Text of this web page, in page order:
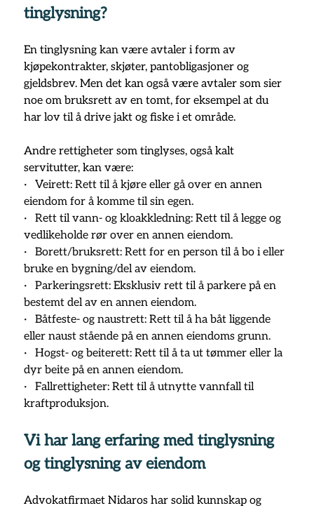
tinglysning?
En tinglysning kan være avtaler i form av
kjøpekontrakter, skjøter, pantobligasjoner og
gjeldsbrev. Men det kan også være avtaler som sier
noe om bruksrett av en tomt, for eksempel at du
har lov til å drive jakt og fiske i et område.
Andre rettigheter som tinglyses, også kalt
servitutter, kan være:
· Veirett: Rett til å kjøre eller gå over en annen
eiendom for å komme til sin egen.
· Rett til vann- og kloakkledning: Rett til å legge og
vedlikeholde rør over en annen eiendom.
· Borett/bruksrett: Rett for en person til å bo i eller
bruke en bygning/del av eiendom.
· Parkeringsrett: Eksklusiv rett til å parkere på en
bestemt del av en annen eiendom.
· Båtfeste- og naustrett: Rett til å ha båt liggende
eller naust stående på en annen eiendoms grunn.
· Hogst- og beiterett: Rett til å ta ut tømmer eller la
dyr beite på en annen eiendom.
· Fallrettigheter: Rett til å utnytte vannfall til
kraftproduksjon.
Vi har lang erfaring med tinglysning
og tinglysning av eiendom
Advokatfirmaet Nidaros har solid kunnskap og